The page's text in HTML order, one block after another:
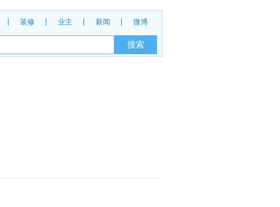
装修 业主 新闻 微博